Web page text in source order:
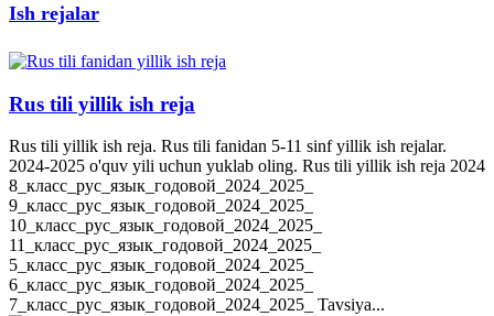
Ish rejalar
Rus tili yillik ish reja
Rus tili yillik ish reja. Rus tili fanidan 5-11 sinf yillik ish rejalar.
2024-2025 o'quv yili uchun yuklab oling. Rus tili yillik ish reja 2024
8_класс_рус_язык_годовой_2024_2025_
9_класс_рус_язык_годовой_2024_2025_
10_класс_рус_язык_годовой_2024_2025_
11_класс_рус_язык_годовой_2024_2025_
5_класс_рус_язык_годовой_2024_2025_
6_класс_рус_язык_годовой_2024_2025_
7_класс_рус_язык_годовой_2024_2025_ Tavsiya...